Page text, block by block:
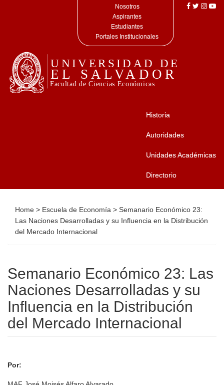
Nosotros
Aspirantes
Estudiantes
Portales Institucionales
Historia
Autoridades
Unidades Académicas
Directorio
Home > Escuela de Economía > Semanario Económico 23:
Las Naciones Desarrolladas y su Influencia en la Distribución
del Mercado Internacional
Semanario Económico 23: Las
Naciones Desarrolladas y su
Influencia en la Distribución
del Mercado Internacional
Por: